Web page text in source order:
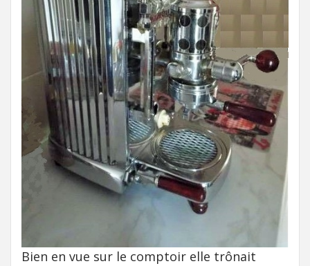
Bien en vue sur le comptoir elle trônait